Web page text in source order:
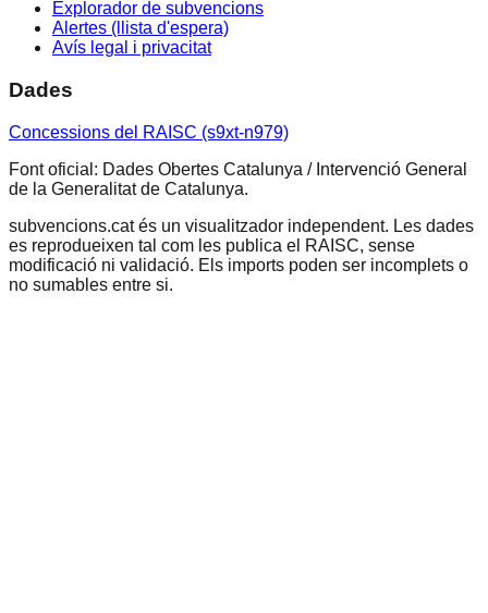
Explorador de subvencions
Alertes (llista d'espera)
Avís legal i privacitat
Dades
Concessions del RAISC (s9xt-n979)
Font oficial: Dades Obertes Catalunya / Intervenció General
de la Generalitat de Catalunya.
subvencions.cat és un visualitzador independent. Les dades
es reprodueixen tal com les publica el RAISC, sense
modificació ni validació. Els imports poden ser incomplets o
no sumables entre si.